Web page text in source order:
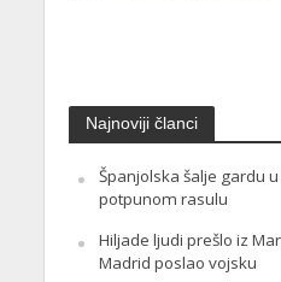
Najnoviji članci
Španjolska šalje gardu
potpunom rasulu
Hiljade ljudi prešlo iz
Madrid poslao vojsku